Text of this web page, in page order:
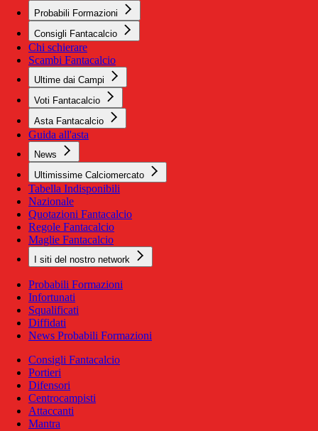
Probabili Formazioni
Consigli Fantacalcio
Chi schierare
Scambi Fantacalcio
Ultime dai Campi
Voti Fantacalcio
Asta Fantacalcio
Guida all'asta
News
Ultimissime Calciomercato
Tabella Indisponibili
Nazionale
Quotazioni Fantacalcio
Regole Fantacalcio
Maglie Fantacalcio
I siti del nostro network
Probabili Formazioni
Infortunati
Squalificati
Diffidati
News Probabili Formazioni
Consigli Fantacalcio
Portieri
Difensori
Centrocampisti
Attaccanti
Mantra